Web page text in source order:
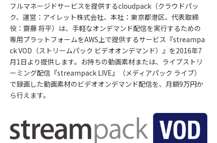
フルマネージドサービスを提供するcloudpack（クラウドパッ
ク、運営：アイレット株式会社、本社：東京都港区、代表取締
役：齋藤 将平）は、手軽なオンデマンド配信を実行するための
専用プラットフォームをAWS上で提供するサービス『streampa
ck VOD（ストリームパック ビデオオンデマンド）』を2016年7
月1日より提供します。お持ちの動画素材または、ライブストリ
ーミング配信『streampack LIVE』（メディアパック ライブ）
で録画した動画素材のビデオオンデマンド配信を、月額9万円か
ら行えます。